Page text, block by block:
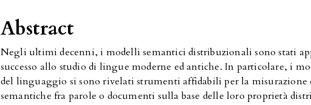
Abstract
Negli ultimi decenni, i modelli semantici distribuzionali sono stati
successo allo studio di lingue moderne ed antiche. In particolare, i
del linguaggio si sono rivelati strumenti affidabili per la misurazione
semantiche fra parole o documenti sulla base delle loro proprietà